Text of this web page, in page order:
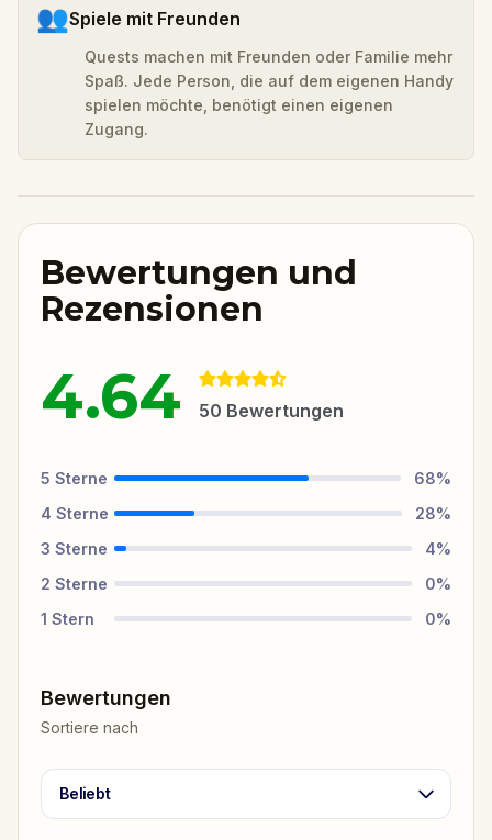
👥Spiele mit Freunden
Quests machen mit Freunden oder Familie mehr
Spaß. Jede Person, die auf dem eigenen Handy
spielen möchte, benötigt einen eigenen
Zugang.
Bewertungen und
Rezensionen
4.64 50 Bewertungen
5 Sterne 68%
4 Sterne 28%
3 Sterne 4%
2 Sterne 0%
1 Stern 0%
Bewertungen
Sortiere nach
Beliebt